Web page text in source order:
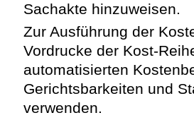
Sachakte hinzuweisen.
Zur Ausführung der
Vordrucke der Kost-
automatisierten
Gerichtsbarkeiten und
verwenden.